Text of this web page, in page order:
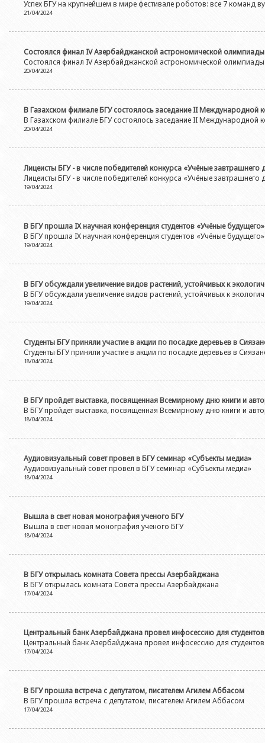
Выпускники БГУ
Образование в БГУ
Перечень специальностей
Знаменательные даты в истории БГУ
Отдел протокола
Культурно-творческий центр
Спортивно-оздоровительный
Университетская газета
Типография
Факультет
Факультет
Факультет
Азербайджанской
Азербайджанской
Юридическое
образования
Юридическое
Юридическое
Успех БГУ на крупнейшем в мире фестивале роботов: все 7 команд
21/04/2024
Состоялся финал IV Азербайджанской астрономической олимпиады
Состоялся финал IV Азербайджанской астрономической олимпиады
20/04/2024
В Газахском филиале БГУ состоялось заседание II
В Газахском филиале БГУ состоялось заседание II
20/04/2024
Лицеисты БГУ - в числе победителей конкурса «Учёные завтрашнего
Лицеисты БГУ - в числе победителей конкурса «Учёные завтрашнего
19/04/2024
В БГУ прошла IX научная конференция студентов «Учёные будущего»
В БГУ прошла IX научная конференция студентов «Учёные будущего»
19/04/2024
В БГУ обсуждали увеличение видов растений, устойчивых к
В БГУ обсуждали увеличение видов растений, устойчивых к
19/04/2024
Студенты БГУ приняли участие в акции по посадке деревьев в
Студенты БГУ приняли участие в акции по посадке деревьев в
18/04/2024
В БГУ пройдет выставка, посвященная Всемирному дню книги и
В БГУ пройдет выставка, посвященная Всемирному дню книги и
18/04/2024
Аудиовизуальный совет провел в БГУ семинар «Субъекты медиа»
Аудиовизуальный совет провел в БГУ семинар «Субъекты медиа»
18/04/2024
Вышла в свет новая монография ученого БГУ
Вышла в свет новая монография ученого БГУ
18/04/2024
В БГУ открылась комната Совета прессы Азербайджана
В БГУ открылась комната Совета прессы Азербайджана
17/04/2024
Центральный банк Азербайджана провел инфосессию для
Центральный банк Азербайджана провел инфосессию для
17/04/2024
В БГУ прошла встреча с депутатом, писателем Агилем Аббасом
В БГУ прошла встреча с депутатом, писателем Агилем Аббасом
17/04/2024